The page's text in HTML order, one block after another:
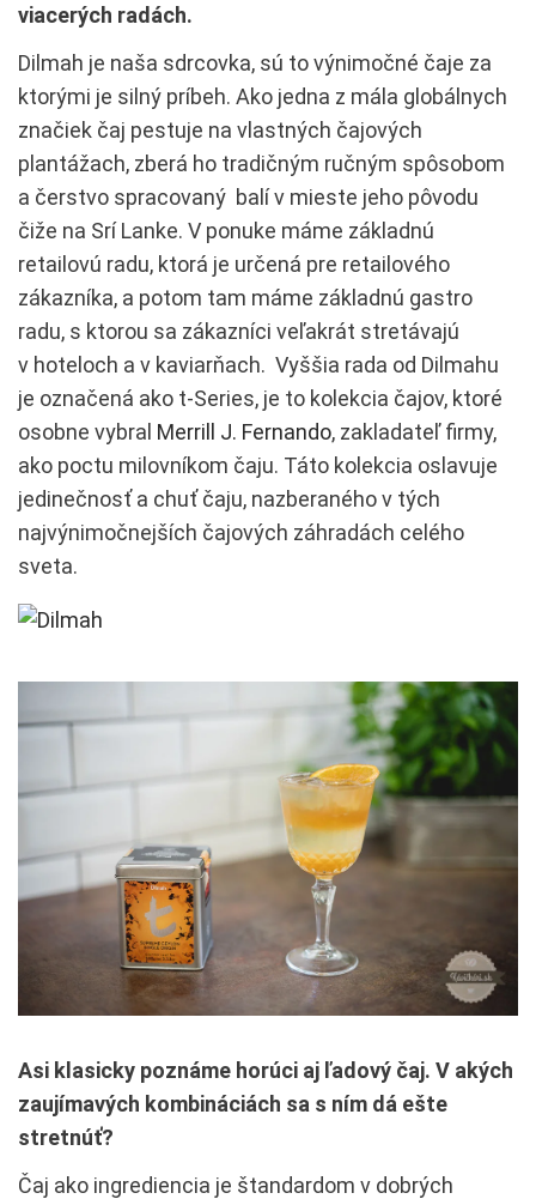
viacerých radách.
Dilmah je naša sdrcovka, sú to výnimočné čaje za
ktorými je silný príbeh. Ako jedna z mála globálnych
značiek čaj pestuje na vlastných čajových
plantážach, zberá ho tradičným ručným spôsobom
a čerstvo spracovaný balí v mieste jeho pôvodu
čiže na Srí Lanke. V ponuke máme základnú
retailovú radu, ktorá je určená pre retailového
zákazníka, a potom tam máme základnú gastro
radu, s ktorou sa zákazníci veľakrát stretávajú
v hoteloch a v kaviarňach. Vyššia rada od Dilmahu
je označená ako t-Series, je to kolekcia čajov, ktoré
osobne vybral Merrill J. Fernando, zakladateľ firmy,
ako poctu milovníkom čaju. Táto kolekcia oslavuje
jedinečnosť a chuť čaju, nazberaného v tých
najvýnimočnejších čajových záhradách celého
sveta.
Asi klasicky poznáme horúci aj ľadový čaj. V akých
zaujímavých kombináciách sa s ním dá ešte
stretnúť?
Čaj ako ingrediencia je štandardom v dobrých